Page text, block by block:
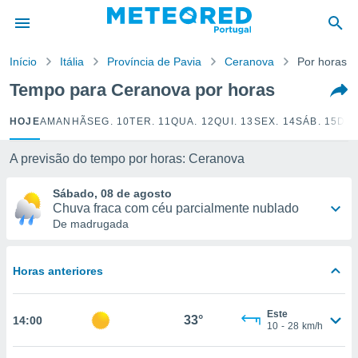
da
foi
as
fornecidas
ou
Início Itália Província de Pavia Ceranova Por horas
Tempo para Ceranova por horas
HOJEAMANHÃSEG. 10TER. 11QUA. 12QUI. 13 SEX. 14SÁB. 15
A previsão do tempo por horas: Ceranova
Sábado, 08 de agosto
Chuva fraca com céu parcialmente nublado
De madrugada
Horas anteriores
14:00 33°
Este
10 - 28 km/h